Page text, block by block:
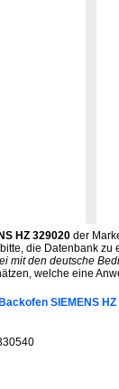
HZ 329020 der
die Datenbank zu
mit den deutsche
welche eine
SIEMENS HZ